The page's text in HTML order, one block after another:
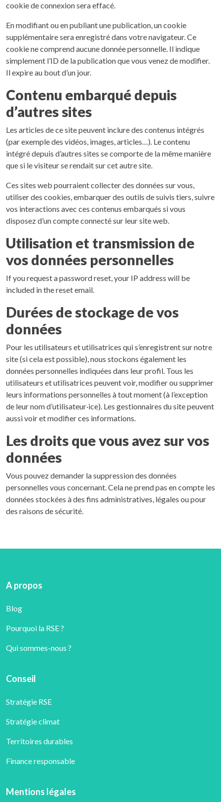
cookie de connexion sera effacé.
En modifiant ou en publiant une publication, un cookie
supplémentaire sera enregistré dans votre navigateur. Ce
cookie ne comprend aucune donnée personnelle. Il indique
simplement l’ID de la publication que vous venez de modifier.
Il expire au bout d’un jour.
Contenu embarqué depuis
d’autres sites
Les articles de ce site peuvent inclure des contenus intégrés
(par exemple des vidéos, images, articles…). Le contenu
intégré depuis d’autres sites se comporte de la même manière
que si le visiteur se rendait sur cet autre site.
Ces sites web pourraient collecter des données sur vous,
utiliser des cookies, embarquer des outils de suivis tiers, suivre
vos interactions avec ces contenus embarqués si vous
disposez d’un compte connecté sur leur site web.
Utilisation et transmission de
vos données personnelles
If you request a password reset, your IP address will be
included in the reset email.
Durées de stockage de vos
données
Pour les utilisateurs et utilisatrices qui s’enregistrent sur notre
site (si cela est possible), nous stockons également les
données personnelles indiquées dans leur profil. Tous les
utilisateurs et utilisatrices peuvent voir, modifier ou supprimer
leurs informations personnelles à tout moment (à l’exception
de leur nom d’utilisateur·ice). Les gestionnaires du site peuvent
aussi voir et modifier ces informations.
Les droits que vous avez sur vos
données
Vous pouvez demander la suppression des données
personnelles vous concernant. Cela ne prend pas en compte les
données stockées à des fins administratives, légales ou pour
des raisons de sécurité.
A propos
Blog
Pourquoi la RSE ?
Qui sommes-nous ?
Conseil
Stratégie RSE
Stratégie climat
Territoires durables
Finance responsable
Mentions légales